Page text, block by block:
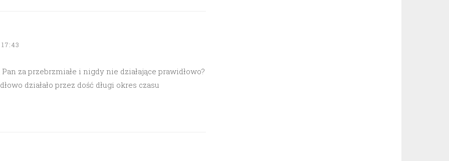
za przebrzmiałe i nigdy nie działające prawidłowo?
działało przez dość długi okres czasu